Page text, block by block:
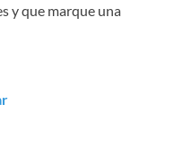
y que marque una